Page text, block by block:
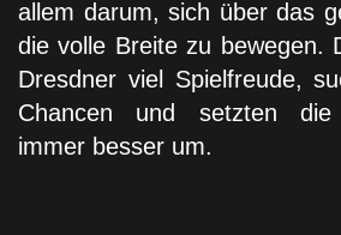
allem darum, sich über das
die volle Breite zu bewegen.
Dresdner viel Spielfreude,
Chancen und setzten die
immer besser um.